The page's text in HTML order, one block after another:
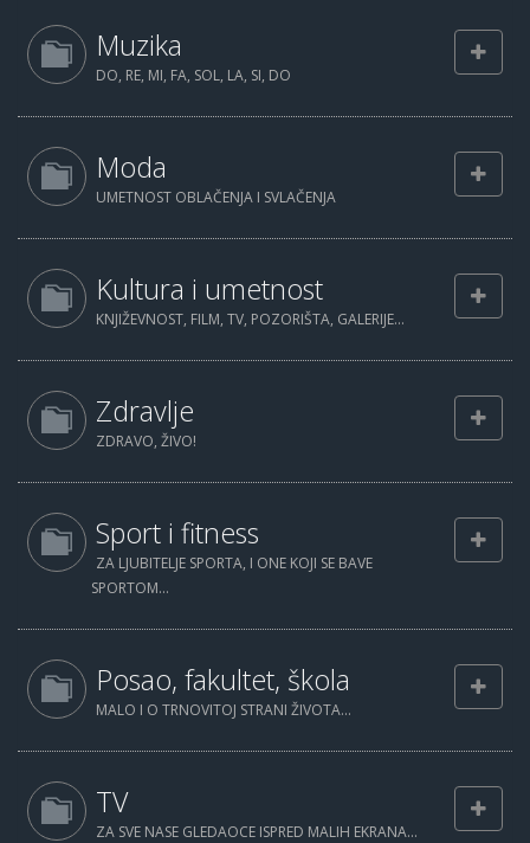
Muzika
DO, RE, MI, FA, SOL, LA, SI, DO
Moda
UMETNOST OBLAČENJA I SVLAČENJA
Kultura i umetnost
KNJIŽEVNOST, FILM, TV, POZORIŠTA, GALERIJE...
Zdravlje
ZDRAVO, ŽIVO!
Sport i fitness
ZA LJUBITELJE SPORTA, I ONE KOJI SE BAVE
SPORTOM...
Posao, fakultet, škola
MALO I O TRNOVITOJ STRANI ŽIVOTA...
TV
ZA SVE NASE GLEDAOCE ISPRED MALIH EKRANA...